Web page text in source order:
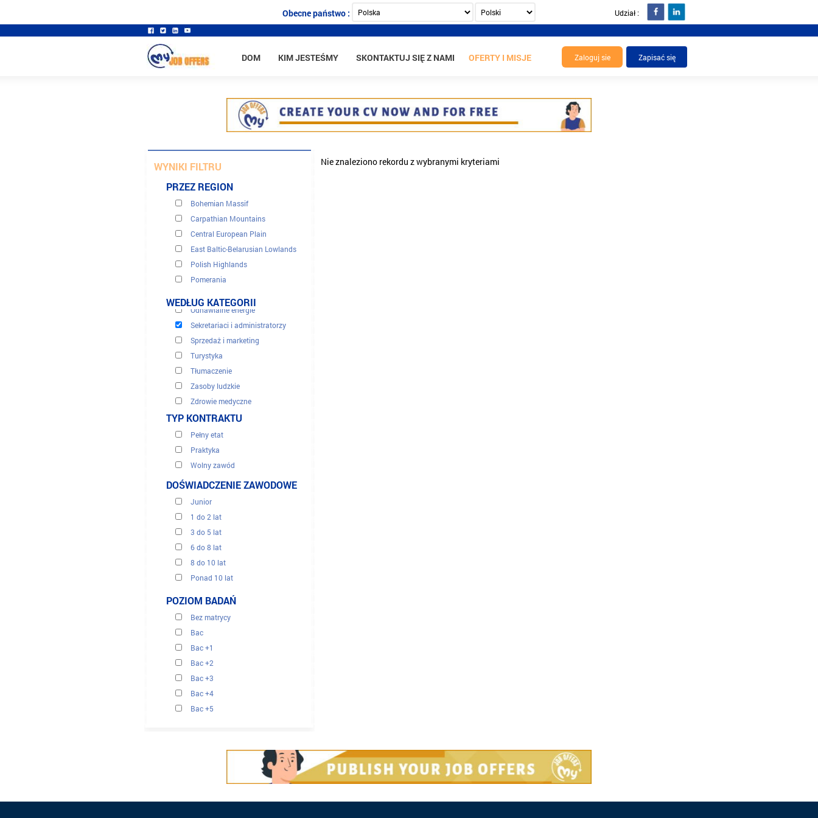
Obecne państwo : Udział :
DOM KIM JESTEŚMY SKONTAKTUJ SIĘ Z NAMI OFERTY I MISJE
WYNIKI FILTRU
PRZEZ REGION
Bohemian Massif
Carpathian Mountains
Central European Plain
East Baltic-Belarusian Lowlands
Polish Highlands
Pomerania
Silesia
Subcarpathia
Ukrainian Highlands
WEDŁUG KATEGORII
Banki - finanse - ubezpieczenie
Budowa - inżynieria lądowa
Handel i dystrybucja
Kierownictwo wykonawcze
Komputer i to
Legal - podatkowy
Odnawialne energie
Sekretariaci i administratorzy
Sprzedaż i marketing
Turystyka
Tłumaczenie
Zasoby ludzkie
Zdrowie medyczne
TYP KONTRAKTU
Pełny etat
Praktyka
Wolny zawód
Okres przejściowy
DOŚWIADCZENIE ZAWODOWE
Junior
1 do 2 lat
3 do 5 lat
6 do 8 lat
8 do 10 lat
Ponad 10 lat
POZIOM BADAŃ
Bez matrycy
Bac
Bac +1
Bac +2
Bac +3
Bac +4
Bac +5
Nie znaleziono rekordu z wybranymi kryteriami